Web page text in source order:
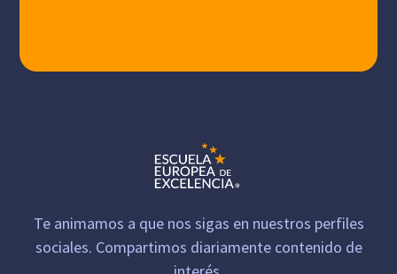
Te animamos a que nos sigas en nuestros perfiles
sociales. Compartimos diariamente contenido de